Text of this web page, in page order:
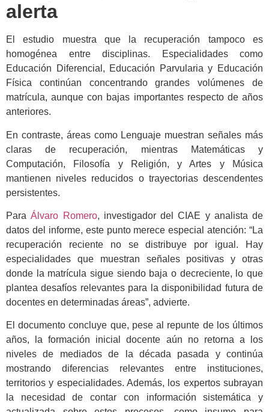
alerta
El estudio muestra que la recuperación tampoco es
homogénea entre disciplinas. Especialidades como
Educación Diferencial, Educación Parvularia y Educación
Física continúan concentrando grandes volúmenes de
matrícula, aunque con bajas importantes respecto de años
anteriores.
En contraste, áreas como Lenguaje muestran señales más
claras de recuperación, mientras Matemáticas y
Computación, Filosofía y Religión, y Artes y Música
mantienen niveles reducidos o trayectorias descendentes
persistentes.
ParaÁlvaro Romero, investigador del CIAE y analista de
datos del informe, este punto merece especial atención: “La
recuperación reciente no se distribuye por igual. Hay
especialidades que muestran señales positivas y otras
donde la matrícula sigue siendo baja o decreciente, lo que
plantea desafíos relevantes para la disponibilidad futura de
docentes en determinadas áreas”, advierte.
El documento concluye que, pese al repunte de los últimos
años, la formación inicial docente aún no retorna a los
niveles de mediados de la década pasada y continúa
mostrando diferencias relevantes entre instituciones,
territorios y especialidades. Además, los expertos subrayan
la necesidad de contar con información sistemática y